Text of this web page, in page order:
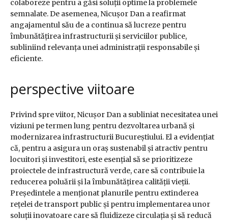
colaboreze pentru a găsi soluții optime la problemele
semnalate. De asemenea, Nicușor Dan a reafirmat
angajamentul său de a continua să lucreze pentru
îmbunătățirea infrastructurii și serviciilor publice,
subliniind relevanța unei administrații responsabile și
eficiente.
perspective viitoare
Privind spre viitor, Nicușor Dan a subliniat necesitatea unei
viziuni pe termen lung pentru dezvoltarea urbană și
modernizarea infrastructurii Bucureștiului. El a evidențiat
că, pentru a asigura un oraș sustenabil și atractiv pentru
locuitori și investitori, este esențial să se prioritizeze
proiectele de infrastructură verde, care să contribuie la
reducerea poluării și la îmbunătățirea calității vieții.
Președintele a menționat planurile pentru extinderea
rețelei de transport public și pentru implementarea unor
soluții inovatoare care să fluidizeze circulația și să reducă